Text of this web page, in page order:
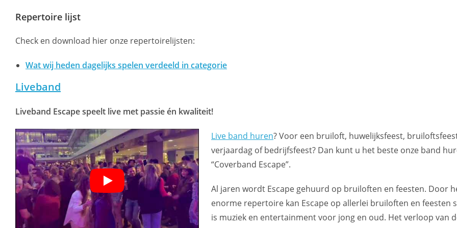
Repertoire lijst
Check en download hier onze repertoirelijsten:
Wat wij heden dagelijks spelen verdeeld in categorie
Liveband
Liveband Escape speelt live met passie én kwaliteit!
Live band huren? Voor een bruiloft, huwelijksfeest,
verjaardag of bedrijfsfeest? Dan kunt u het beste onze band
“Coverband Escape”.
Al jaren wordt Escape gehuurd op bruiloften en feesten. Door
enorme repertoire kan Escape op allerlei bruiloften en feesten
is muziek en entertainment voor jong en oud. Het verloop van